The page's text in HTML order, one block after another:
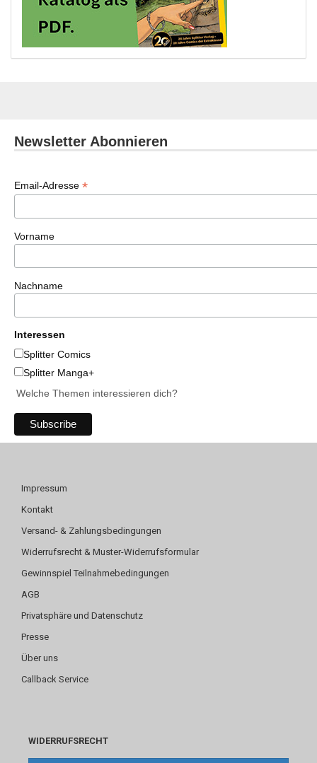
Newsletter Abonnieren
Email-Adresse *
Vorname
Nachname
Interessen
Splitter Comics
Splitter Manga+
Welche Themen interessieren dich?
Impressum
Kontakt
Versand- & Zahlungsbedingungen
Widerrufsrecht & Muster-Widerrufsformular
Gewinnspiel Teilnahmebedingungen
AGB
Privatsphäre und Datenschutz
Presse
Über uns
Callback Service
WIDERRUFSRECHT